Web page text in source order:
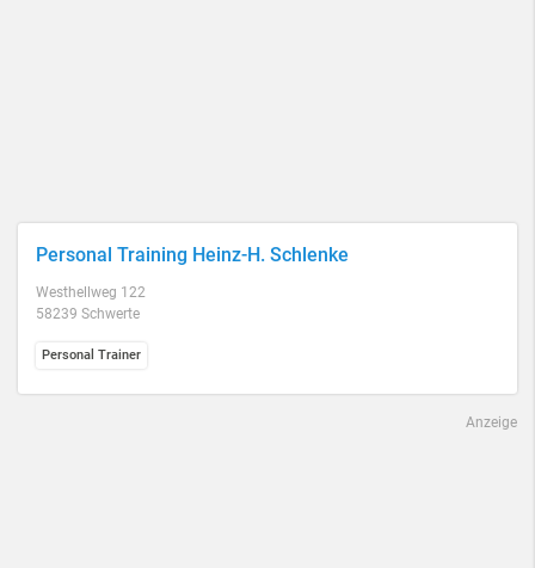
Personal Training Heinz-H. Schlenke
Westhellweg 122
58239 Schwerte
Personal Trainer
Anzeige